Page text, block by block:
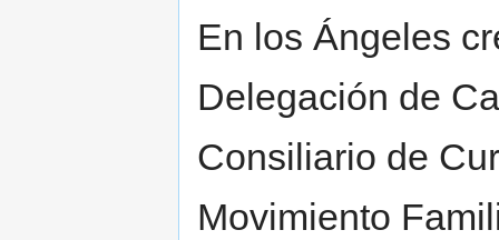
En los Ángeles
Delegación de
Consiliario de
Movimiento